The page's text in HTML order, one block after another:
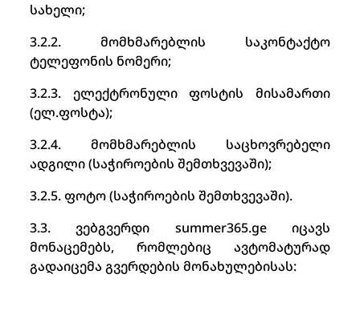
სახელი;
3.2.2. მომხმარებლის საკონტაქტო
ტელეფონის ნომერი;
3.2.3. ელექტრონული ფოსტის მისამართი
(ელ.ფოსტა);
3.2.4. მომხმარებლის საცხოვრებელი
ადგილი (საჭიროების შემთხვევაში);
3.2.5. ფოტო (საჭიროების შემთხვევაში).
3.3. ვებგვერდი summer365.ge იცავს
მონაცემებს, რომლებიც ავტომატურად
გადაიცემა გვერდების მონახულებისას: